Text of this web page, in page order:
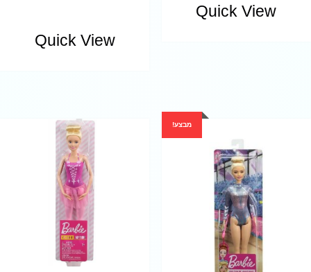
Quick View
Quick View
מבצע!